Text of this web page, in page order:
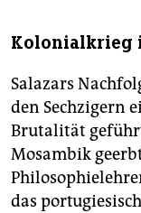
Kolonialkrieg
Salazars
den Sechzigern
Brutalität
Mosambik
das